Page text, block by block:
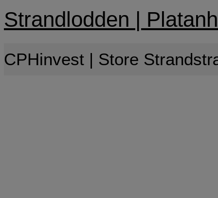
Strandlodden |
CPHinvest | Store